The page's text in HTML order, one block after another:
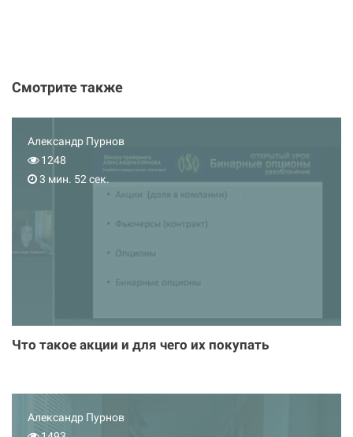
Смотрите также
Александр Пурнов
1248
3 мин. 52 сек.
Что такое акции и для чего их покупать
Александр Пурнов